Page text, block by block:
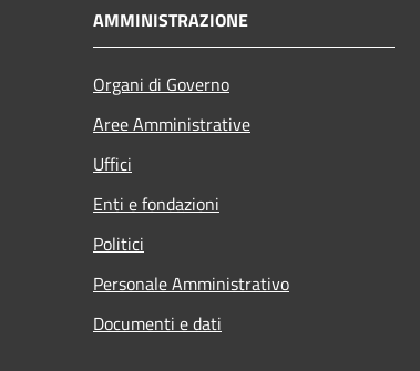
AMMINISTRAZIONE
Organi di Governo
Aree Amministrative
Uffici
Enti e fondazioni
Politici
Personale Amministrativo
Documenti e dati